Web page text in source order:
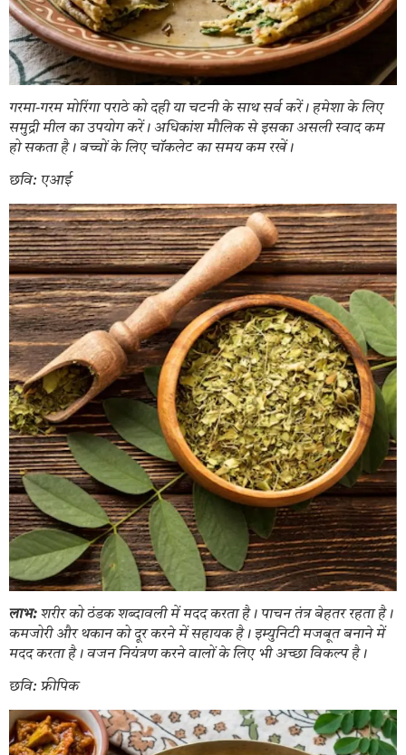
गरमा-गरम मोरिंगा पराठे को दही या चटनी के साथ सर्व करें। हमेशा के लिए
समुद्री मील का उपयोग करें। अधिकांश मौलिक से इसका असली स्वाद कम
हो सकता है। बच्चों के लिए चॉकलेट का समय कम रखें।
छवि: एआई
लाभ: शरीर को ठंडक शब्दावली में मदद करता है। पाचन तंत्र बेहतर रहता है।
कमजोरी और थकान को दूर करने में सहायक है। इम्युनिटी मजबूत बनाने में
मदद करता है। वजन नियंत्रण करने वालों के लिए भी अच्छा विकल्प है।
छवि: फ्रीपिक